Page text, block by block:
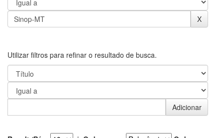
Utilizar filtros para refinar o resultado de busca.